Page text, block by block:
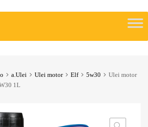
a.Ulei Ulei motor Elf 5w30
Ulei motor
1L